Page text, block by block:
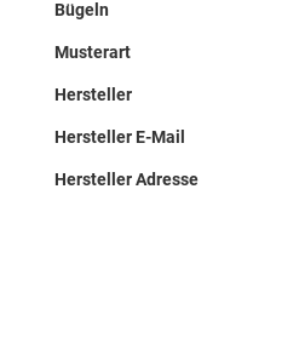
Bügeln
Musterart
Hersteller
Hersteller E-Mail
Hersteller Adresse